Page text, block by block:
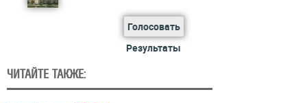
Голосовать
Результаты
ЧИТАЙТЕ ТАКЖЕ: